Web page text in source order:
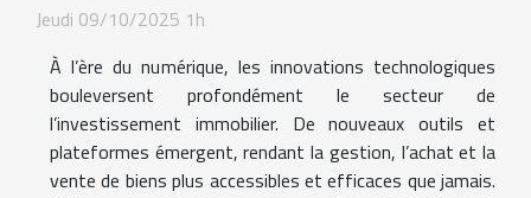
Jeudi 09/10/2025 1h
À l’ère du numérique, les innovations technologiques
bouleversent profondément le secteur de
l’investissement immobilier. De nouveaux outils et
plateformes émergent, rendant la gestion, l’achat et la
vente de biens plus accessibles et efficaces que jamais.